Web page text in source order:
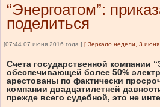
“Энергоатом”:
поделиться
[07:44 07 июня 2016 года ] [ Зеркало недели, 3
Счета государственной компании
обеспечивающей более 50%
арестованы по фактически
компании двадцатилетней
прежде всего судебной, это не